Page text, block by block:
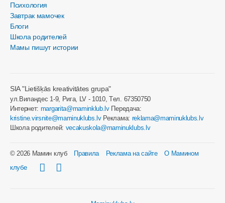
Психология
Завтрак мамочек
Блоги
Школа родителей
Мамы пишут истории
SIA "Lietišķās kreativitātes grupa"
ул.Виландес 1-9, Рига, LV - 1010, Tел. 67350750
Интернет: margarita@maminklub.lvПередача:
kristine.virsnite@maminuklubs.lvРеклама: reklama@maminuklubs.lv
Школа родителей: vecakuskola@maminuklubs.lv
© 2026 Мамин клуб Правила Реклама на сайте
О Мамином
клубе